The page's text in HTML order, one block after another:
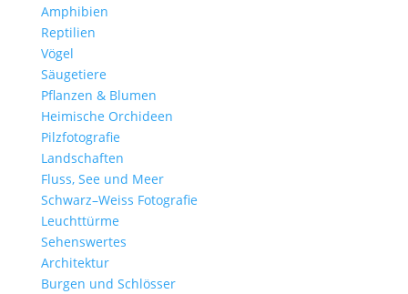
Amphibien
Reptilien
Vögel
Säugetiere
Pflanzen & Blumen
Heimische Orchideen
Pilzfotografie
Landschaften
Fluss, See und Meer
Schwarz–Weiss Fotografie
Leuchttürme
Sehenswertes
Architektur
Burgen und Schlösser